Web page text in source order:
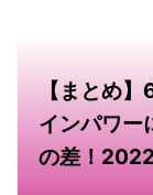
【まとめ
インパワ
の差！